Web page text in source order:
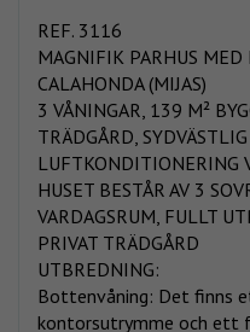
REF. 3116
MAGNIFIK PARHUS
CALAHONDA (MIJAS)
3 VÅNINGAR, 139 M²
TRÄDGÅRD,
LUFTKONDITIONERING
HUSET BESTÅR AV 3
VARDAGSRUM, FULLT
PRIVAT TRÄDGÅRD
UTBREDNING:
Bottenvåning: Det finns
kontorsutrymme och ett